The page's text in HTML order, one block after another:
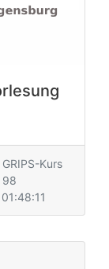
GRIPS-Kurs
98
01:48:11